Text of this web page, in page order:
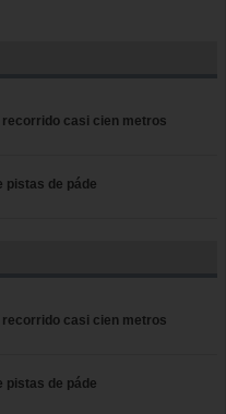
casi cien metros
pistas de páde
casi cien metros
pistas de páde